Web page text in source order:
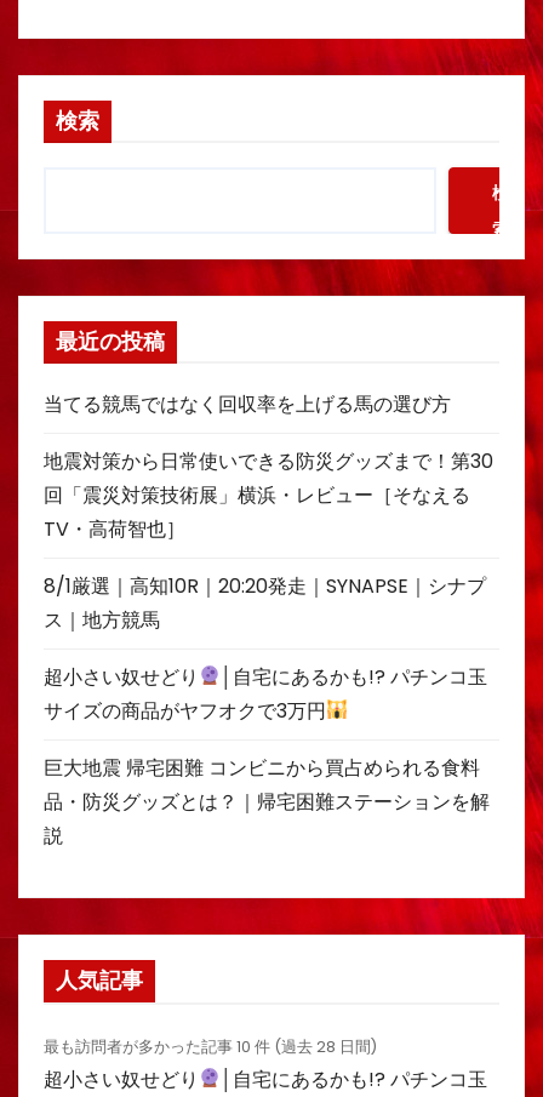
検索
検
索
最近の投稿
当てる競馬ではなく回収率を上げる馬の選び方
地震対策から日常使いできる防災グッズまで！第30
回「震災対策技術展」横浜・レビュー［そなえる
TV・高荷智也］
8/1厳選｜高知10R｜20:20発走｜SYNAPSE｜シナプ
ス｜地方競馬
超小さい奴せどり
│自宅にあるかも!? パチンコ玉
サイズの商品がヤフオクで3万円
巨大地震 帰宅困難 コンビニから買占められる食料
品・防災グッズとは？｜帰宅困難ステーションを解
説
人気記事
最も訪問者が多かった記事 10 件 (過去 28 日間)
超小さい奴せどり
│自宅にあるかも!? パチンコ玉